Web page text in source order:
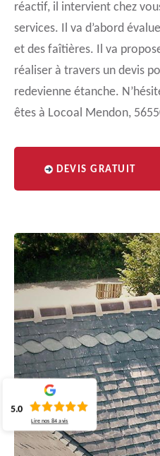
réactif, il intervient chez
services. Il va d’abord
et des faîtières. Il va
réaliser à travers un devis
redevienne étanche.
êtes à Locoal Mendon,
DEVIS GRATUIT
5.0
Lire nos84 avis